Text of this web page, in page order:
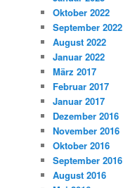
Oktober 2022
September 2022
August 2022
Januar 2022
März 2017
Februar 2017
Januar 2017
Dezember 2016
November 2016
Oktober 2016
September 2016
August 2016